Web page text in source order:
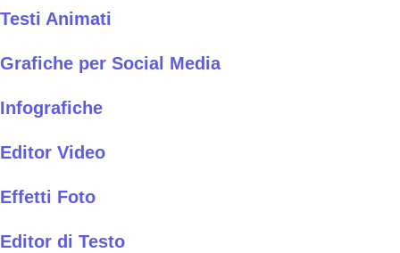
Testi Animati
Grafiche per Social Media
Infografiche
Editor Video
Effetti Foto
Editor di Testo